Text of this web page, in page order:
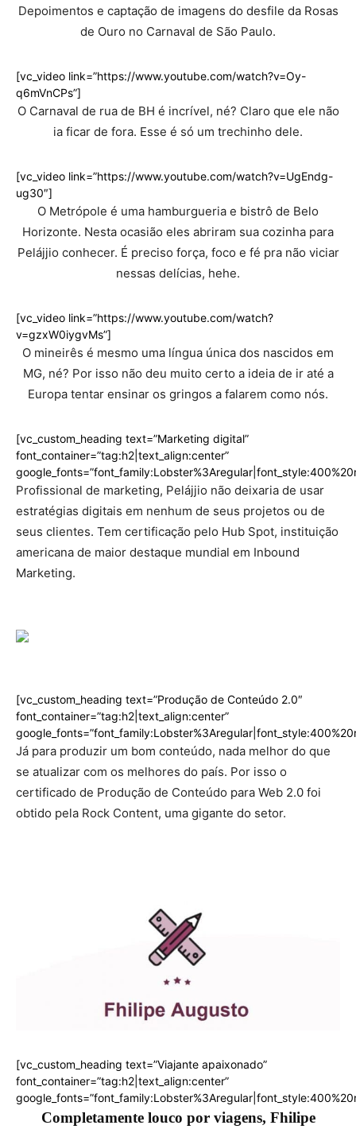
Depoimentos e captação de imagens do desfile da Rosas
de Ouro no Carnaval de São Paulo.
[vc_video link=”https://www.youtube.com/watch?v=Oy-
q6mVnCPs”]
O Carnaval de rua de BH é incrível, né? Claro que ele não
ia ficar de fora. Esse é só um trechinho dele.
[vc_video link=”https://www.youtube.com/watch?v=UgEndg-
ug30″]
O Metrópole é uma hamburgueria e bistrô de Belo
Horizonte. Nesta ocasião eles abriram sua cozinha para
Pelájjio conhecer. É preciso força, foco e fé pra não viciar
nessas delícias, hehe.
[vc_video link=”https://www.youtube.com/watch?
v=gzxW0iygvMs”]
O mineirês é mesmo uma língua única dos nascidos em
MG, né? Por isso não deu muito certo a ideia de ir até a
Europa tentar ensinar os gringos a falarem como nós.
[vc_custom_heading text=”Marketing digital”
font_container=”tag:h2|text_align:center”
Profissional de marketing, Pelájjio não deixaria de usar
estratégias digitais em nenhum de seus projetos ou de
seus clientes. Tem certificação pelo Hub Spot, instituição
americana de maior destaque mundial em Inbound
Marketing.
[vc_custom_heading text=”Produção de Conteúdo 2.0″
font_container=”tag:h2|text_align:center”
Já para produzir um bom conteúdo, nada melhor do que
se atualizar com os melhores do país. Por isso o
certificado de Produção de Conteúdo para Web 2.0 foi
obtido pela Rock Content, uma gigante do setor.
[vc_custom_heading text=”Viajante apaixonado”
font_container=”tag:h2|text_align:center”
Completamente louco por viagens, Fhilipe